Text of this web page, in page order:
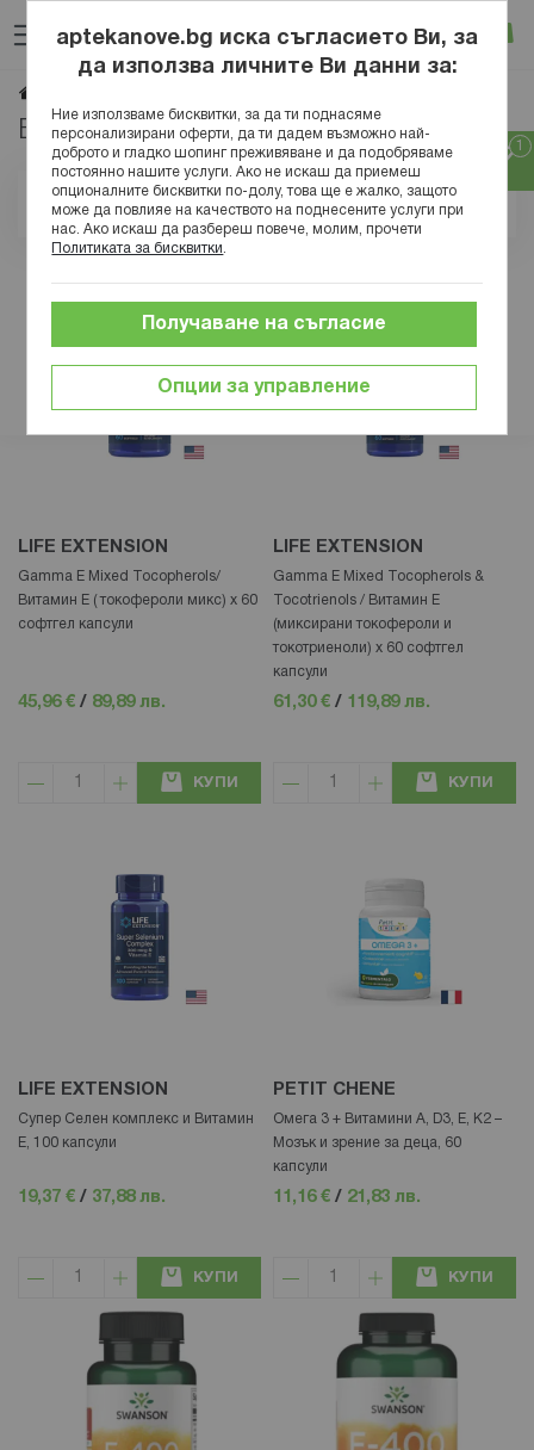
към
съдържанието
Вход
Витамин Е капсули
Позиция
LIFE EXTENSION
Gamma E Mixed Tocopherols/
Витамин Е ( токофероли микс) х 60
софтгел капсули
45,96 € / 89,89 лв.
КУПИ
LIFE EXTENSION
Gamma E Mixed Tocopherols &
Tocotrienols / Витамин Е
(миксирани токофероли и
токотриеноли) х 60 софтгел
капсули
61,30 € / 119,89 лв.
КУПИ
LIFE EXTENSION
Супер Селен комплекс и Витамин
Е, 100 капсули
19,37 € / 37,88 лв.
КУПИ
PETIT CHENE
Омега 3 + Витамини A, D3, E, K2 –
Мозък и зрение за деца, 60
капсули
11,16 € / 21,83 лв.
КУПИ
aptekanove.bg иска съгласието Ви, за
да използва личните Ви данни за:
Ние използваме бисквитки, за да ти поднасяме
персонализирани оферти, да ти дадем възможно най-
доброто и гладко шопинг преживяване и да подобряваме
постоянно нашите услуги. Ако не искаш да приемеш
опционалните бисквитки по-долу, това ще е жалко, защото
може да повлияе на качеството на поднесените услуги при
нас. Ако искаш да разбереш повече, молим, прочети
Политиката за бисквитки
Опции за управление
Получаване на съгласие